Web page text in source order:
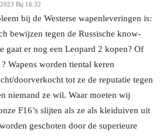
Bij 16:32
bij de Westerse wapenleveringen is:
bewijzen tegen de Russische know-
gaat er nog een Leopard 2 kopen? Of
? Wapens worden tiental keren
doorverkocht tot ze de reputatie tegen
niemand ze wil. Waar moeten wij
F16’s slijten als ze als kleiduiven uit
geschoten door de superieure